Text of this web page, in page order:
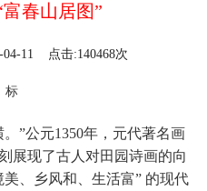
春山居图”
11 点击:140468次
标
”公元1350年，元代著名画
展现了古人对田园诗画的向
、乡风和、生活富” 的现代